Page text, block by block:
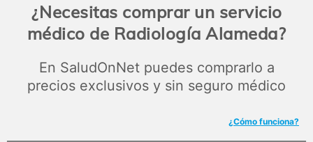
¿Necesitas comprar un servicio
médico de Radiología Alameda?
En SaludOnNet puedes comprarlo a
precios exclusivos y sin seguro médico
¿Cómo funciona?